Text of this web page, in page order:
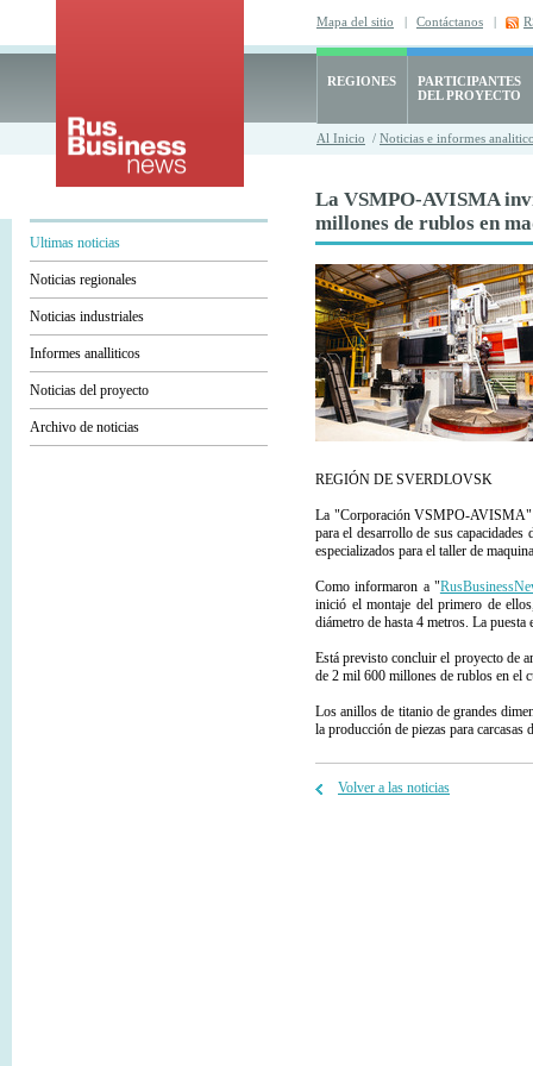
Mapa del sitio | Contáctanos |
REGIONES
PARTICIPANTES
DEL PROYECTO
Al Inicio / Noticias e informes
Ultimas noticias
Noticias regionales
Noticias industriales
Informes analliticos
Noticias del proyecto
Archivo de noticias
La VSMPO-AVISMA
millones de rublos en
REGIÓN DE SVERDLOVSK
La "Corporación VSMPO-AVISMA"
para el desarrollo de sus
especializados para el taller de
Como informaron a "
inició el montaje del primero de
diámetro de hasta 4 metros. La puesta
Está previsto concluir el proyecto de
de 2 mil 600 millones de rublos en el
Los anillos de titanio de grandes
la producción de piezas para carcasas
Volver a las noticias